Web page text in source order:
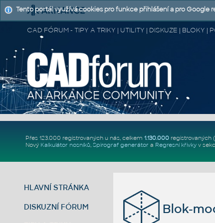
CAD FÓRUM - TIPY A TRIKY | UTILITY | DISKUZE | BLOKY |
Přes 123.000 registrovaných u nás, celkem 1.130.000registrovaných
Nový Kalkulátor nosníků, Spirograf generátor a Regresní křivkyv
HLAVNÍ STRÁNKA
DISKUZNÍ FÓRUM Blok-
Tento portál využívá cookies pro funkce přihlášení a pro Google